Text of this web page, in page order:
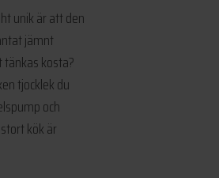
unik är att den
jämnt
kosta?
tjocklek du
och
kök är